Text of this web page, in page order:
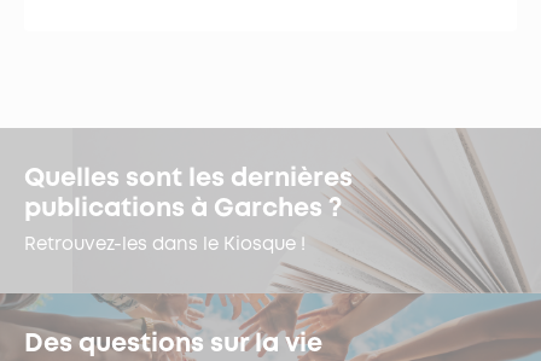
Quelles sont les dernières
publications à Garches ?
Retrouvez-les dans le Kiosque !
Des questions sur la vie